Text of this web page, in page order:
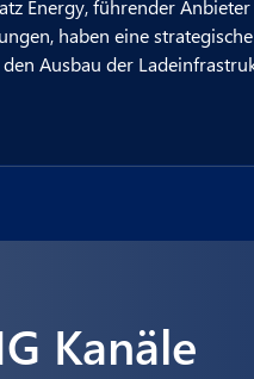
Energy, führender
haben eine strategische
Ausbau der
Kanäle